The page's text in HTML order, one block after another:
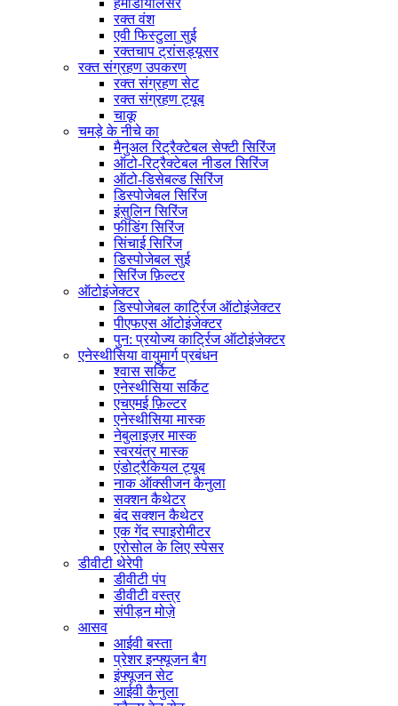
हेमोडायलिसर
रक्त वंश
एवी फिस्टुला सुई
रक्तचाप ट्रांसड्यूसर
रक्त संग्रहण उपकरण
रक्त संग्रहण सेट
रक्त संग्रहण ट्यूब
चाकू
चमड़े के नीचे का
मैनुअल रिट्रैक्टेबल सेफ्टी सिरिंज
ऑटो-रिट्रैक्टेबल नीडल सिरिंज
ऑटो-डिसेबल्ड सिरिंज
डिस्पोजेबल सिरिंज
इंसुलिन सिरिंज
फीडिंग सिरिंज
सिंचाई सिरिंज
डिस्पोजेबल सुई
सिरिंज फ़िल्टर
ऑटोइंजेक्टर
डिस्पोजेबल कार्ट्रिज ऑटोइंजेक्टर
पीएफएस ऑटोइंजेक्टर
पुन: प्रयोज्य कार्ट्रिज ऑटोइंजेक्टर
एनेस्थीसिया वायुमार्ग प्रबंधन
श्वास सर्किट
एनेस्थीसिया सर्किट
एचएमई फ़िल्टर
एनेस्थीसिया मास्क
नेबुलाइज़र मास्क
स्वरयंत्र मास्क
एंडोट्रैकियल ट्यूब
नाक ऑक्सीजन कैनुला
सक्शन कैथेटर
बंद सक्शन कैथेटर
एक गेंद स्पाइरोमीटर
एरोसोल के लिए स्पेसर
डीवीटी थेरेपी
डीवीटी पंप
डीवीटी वस्त्र
संपीड़न मोज़े
आसव
आईवी बस्ता
प्रेशर इन्फ्यूजन बैग
इंफ्यूजन सेट
आईवी कैनुला